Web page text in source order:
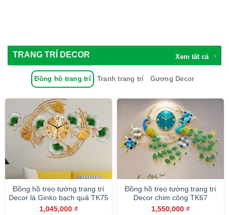
TRANG TRÍ DECOR Xem tất cả
Đồng hồ trang trí Tranh trang trí Gương Decor
Đồng hồ treo tường trang trí
Decor lá Ginko bạch quả TK75
1,045,000 ₫
Đồng hồ treo tường trang trí
Decor chim công TK67
1,550,000 ₫